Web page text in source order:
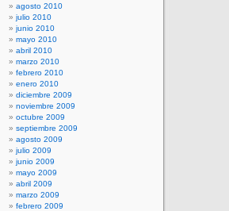
agosto 2010
julio 2010
junio 2010
mayo 2010
abril 2010
marzo 2010
febrero 2010
enero 2010
diciembre 2009
noviembre 2009
octubre 2009
septiembre 2009
agosto 2009
julio 2009
junio 2009
mayo 2009
abril 2009
marzo 2009
febrero 2009